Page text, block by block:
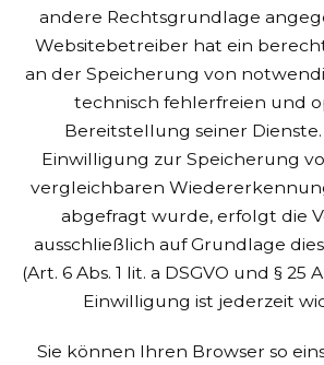
andere Rechtsgrundlage
Websitebetreiber hat ein
an der Speicherung von
technisch fehlerfreien und
Bereitstellung seiner
Einwilligung zur Speicherung
vergleichbaren
abgefragt wurde, erfolgt die
ausschließlich auf Grundlage
(Art. 6 Abs. 1 lit. a DSGVO und § 25
Einwilligung ist jederzeit
Sie können Ihren Browser so